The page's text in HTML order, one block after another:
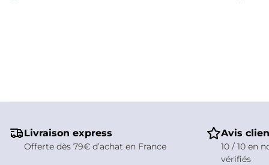
Livraison express
Offerte dès 79€ d’achat en France
Avis
10 / 10 en
vérifiés